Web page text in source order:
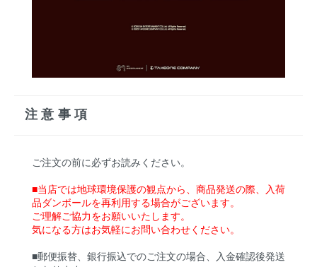
注意事項
ご注文の前に必ずお読みください。
■当店では地球環境保護の観点から、商品発送の際、入荷
品ダンボールを再利用する場合がございます。
ご理解ご協力をお願いいたします。
気になる方はお気軽にお問い合わせください。
■郵便振替、銀行振込でのご注文の場合、入金確認後発送